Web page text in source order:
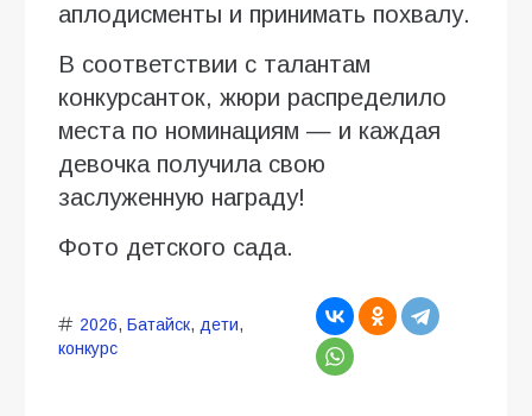
аплодисменты и принимать похвалу.
В соответствии с талантам
конкурсанток, жюри распределило
места по номинациям — и каждая
девочка получила свою
заслуженную награду!
Фото детского сада.
2026, Батайск, дети,
конкурс